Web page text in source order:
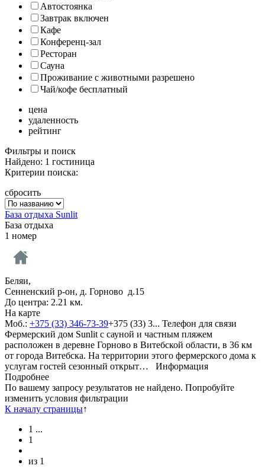
Автостоянка
Завтрак включен
Кафе
Конференц-зал
Ресторан
Сауна
Проживание с животными разрешено
Чай/кофе бесплатный
цена
удаленность
рейтинг
Фильтры и поиск
Найдено: 1 гостиница
Критерии поиска:
сбросить
База отдыха Sunlit
База отдыха
1 номер
Беляи,
Сенненский р-он, д. Горново д.15
До центра: 2.21 км.
На карте
Моб.: +375 (33) 346-73-39+375 (33) 3... Телефон для связи
Фермерский дом Sunlit с сауной и частным пляжем
расположен в деревне Горново в Витебской области, в 36 км
от города Витебска. На территории этого фермерского дома к
услугам гостей сезонный открыт… Информация
Подробнее
По вашему запросу результатов не найдено. Попробуйте
изменить условия фильтрации
К началу страницы↑
1 ...
1
из 1